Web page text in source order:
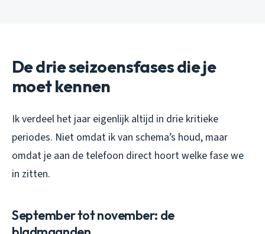
De drie seizoensfases die je
moet kennen
Ik verdeel het jaar eigenlijk altijd in drie kritieke
periodes. Niet omdat ik van schema’s houd, maar
omdat je aan de telefoon direct hoort welke fase we
in zitten.
September tot november: de